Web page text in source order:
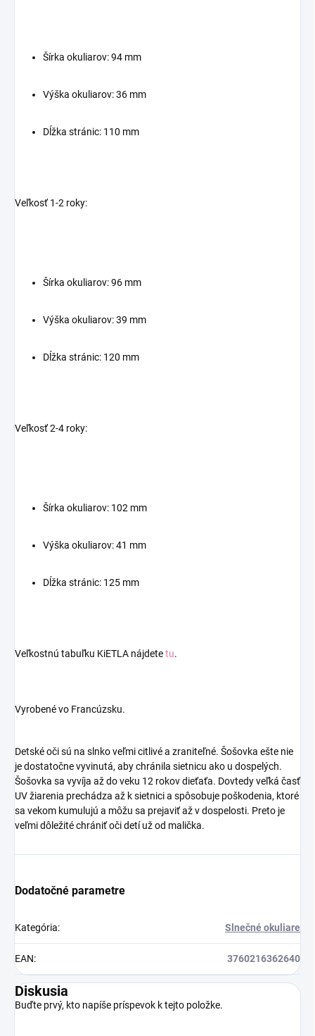
Šírka okuliarov: 94 mm
Výška okuliarov: 36 mm
Dĺžka stránic: 110 mm
Veľkosť 1-2 roky:
Šírka okuliarov: 96 mm
Výška okuliarov: 39 mm
Dĺžka stránic: 120 mm
Veľkosť 2-4 roky:
Šírka okuliarov: 102 mm
Výška okuliarov: 41 mm
Dĺžka stránic: 125 mm
Veľkostnú tabuľku KiETLA nájdetetu.
Vyrobené vo Francúzsku.
Detské oči sú na slnko veľmi citlivé a zraniteľné. Šošovka ešte nie
je dostatočne vyvinutá, aby chránila sietnicu ako u dospelých.
Šošovka sa vyvíja až do veku 12 rokov dieťaťa. Dovtedy veľká časť
UV žiarenia prechádza až k sietnici a spôsobuje poškodenia, ktoré
sa vekom kumulujú a môžu sa prejaviť až v dospelosti. Preto je
veľmi dôležité chrániť oči detí už od malička.
Dodatočné parametre
Kategória: Slnečné okuliare
EAN: 3760216362640
Diskusia
Buďte prvý, kto napíše príspevok k tejto položke.